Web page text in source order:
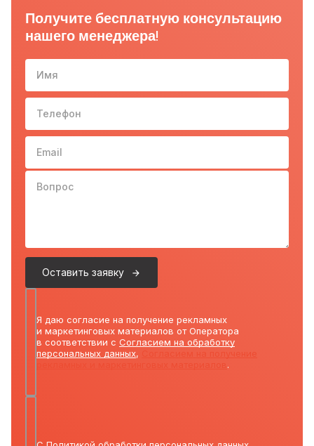
Получите бесплатную консультацию
нашего менеджера!
Имя
Телефон 10-
Email
Вопрос
Оставить заявку
Я даю согласие на получение рекламных
и маркетинговых материалов от Оператора
в соответствии с Согласием на обработку
персональных данных,
.